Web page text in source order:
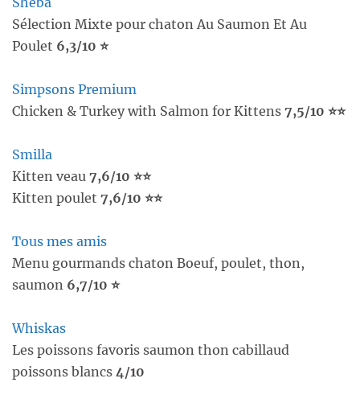
Sélection Mixte pour chaton Au Saumon Et Au
Poulet 6,3/10 ⭐
Simpsons Premium
Chicken & Turkey with Salmon for Kittens 7,5/10 ⭐⭐
Smilla
Kitten veau 7,6/10 ⭐⭐
Kitten poulet 7,6/10 ⭐⭐
Tous mes amis
Menu gourmands chaton Boeuf, poulet, thon,
saumon 6,7/10 ⭐
Whiskas
Les poissons favoris saumon thon cabillaud
poissons blancs 4/10